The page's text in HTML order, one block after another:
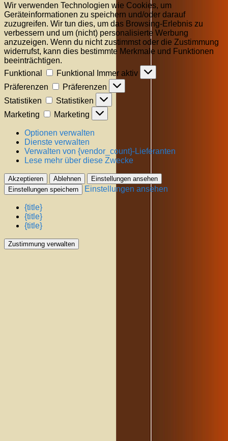
Wir verwenden Technologien wie Cookies, um
Geräteinformationen zu speichern und/oder darauf
zuzugreifen. Wir tun dies, um das Browsing-Erlebnis zu
verbessern und um (nicht) personalisierte Werbung
anzuzeigen. Wenn du nicht zustimmst oder die Zustimmung
widerrufst, kann dies bestimmte Merkmale und Funktionen
beeinträchtigen.
Funktional
Funktional
Immer aktiv
Präferenzen
Präferenzen
Statistiken
Statistiken
Marketing
Marketing
Optionen verwalten
Dienste verwalten
Verwalten von {vendor_count}-Lieferanten
Lese mehr über diese Zwecke
Akzeptieren Ablehnen
Einstellungen ansehen
Einstellungen speichern
Einstellungen ansehen
{title}
{title}
{title}
Zustimmung verwalten